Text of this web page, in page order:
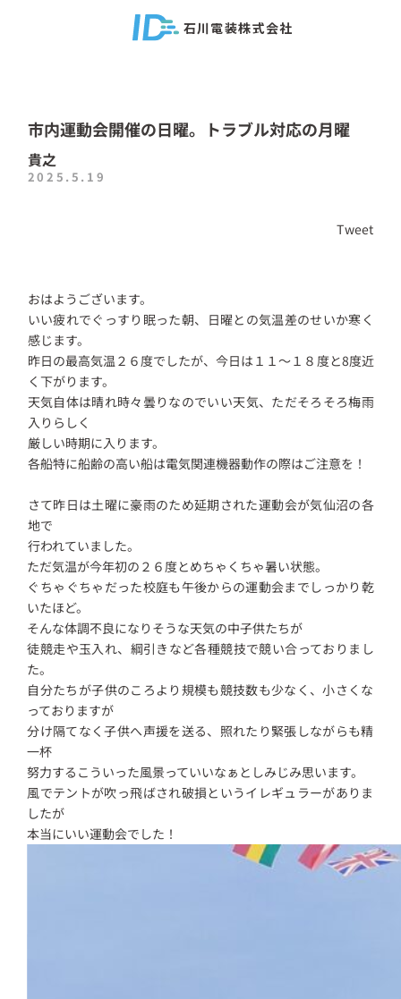
石川電装株式会社
市内運動会開催の日曜。トラブル対応の月曜
貴之
2025.5.19
Tweet
おはようございます。
いい疲れでぐっすり眠った朝、日曜との気温差のせいか寒く
感じます。
昨日の最高気温２６度でしたが、今日は１１～１８度と8度近
く下がります。
天気自体は晴れ時々曇りなのでいい天気、ただそろそろ梅雨
入りらしく
厳しい時期に入ります。
各船特に船齢の高い船は電気関連機器動作の際はご注意を！
さて昨日は土曜に豪雨のため延期された運動会が気仙沼の各
地で
行われていました。
ただ気温が今年初の２６度とめちゃくちゃ暑い状態。
ぐちゃぐちゃだった校庭も午後からの運動会までしっかり乾
いたほど。
そんな体調不良になりそうな天気の中子供たちが
徒競走や玉入れ、綱引きなど各種競技で競い合っておりまし
た。
自分たちが子供のころより規模も競技数も少なく、小さくな
っておりますが
分け隔てなく子供へ声援を送る、照れたり緊張しながらも精
一杯
努力するこういった風景っていいなぁとしみじみ思います。
風でテントが吹っ飛ばされ破損というイレギュラーがありま
したが
本当にいい運動会でした！